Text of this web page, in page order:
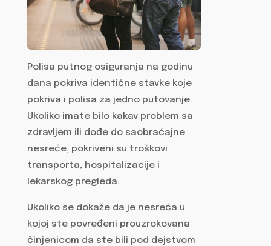
Polisa putnog osiguranja na godinu
dana pokriva identične stavke koje
pokriva i polisa za jedno putovanje.
Ukoliko imate bilo kakav problem sa
zdravljem ili dođe do saobraćajne
nesreće, pokriveni su troškovi
transporta, hospitalizacije i
lekarskog pregleda.
Ukoliko se dokaže da je nesreća u
kojoj ste povređeni prouzrokovana
činjenicom da ste bili pod dejstvom